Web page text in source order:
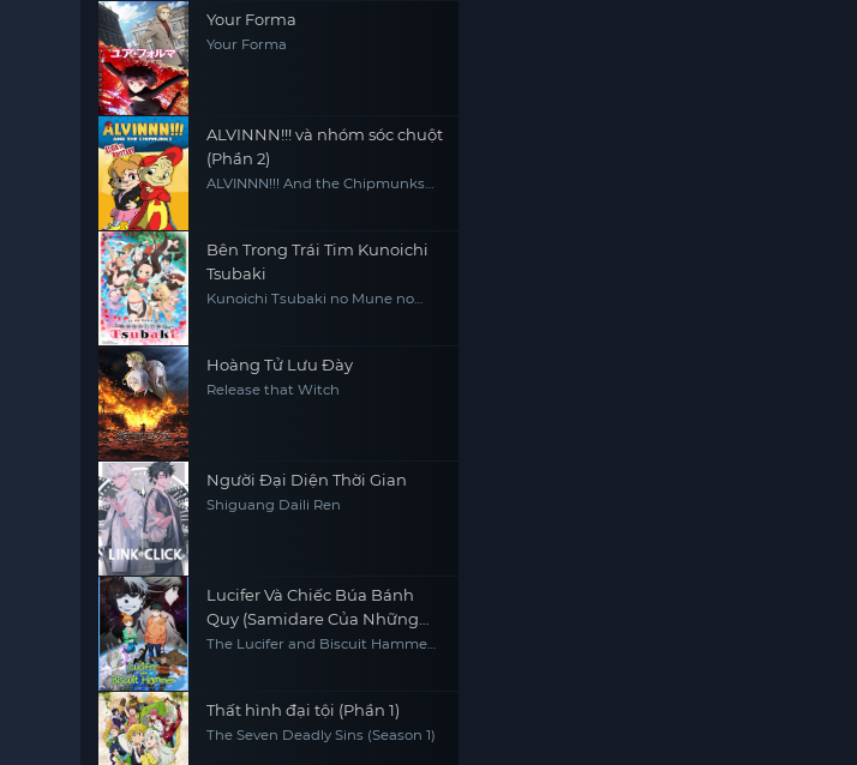
Your Forma
Your Forma
ALVINNN!!! và nhóm sóc chuột
(Phần 2)
ALVINNN!!! And the Chipmunks
Bên Trong Trái Tim Kunoichi
Tsubaki
Kunoichi Tsubaki no Mune no
Hoàng Tử Lưu Đày
Release that Witch
Người Đại Diện Thời Gian
Shiguang Daili Ren
Lucifer Và Chiếc Búa Bánh
Quy (Samidare Của Những
Tinh Cầu)
The Lucifer and Biscuit Hammer
Thất hình đại tội (Phần 1)
The Seven Deadly Sins (Season 1)